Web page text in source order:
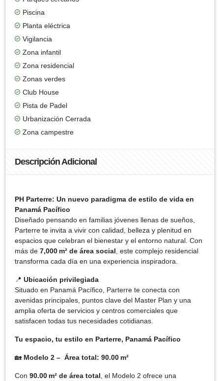
Piscina
Planta eléctrica
Vigilancia
Zona infantil
Zona residencial
Zonas verdes
Club House
Pista de Padel
Urbanización Cerrada
Zona campestre
Descripción Adicional
PH Parterre: Un nuevo paradigma de estilo de vida en
Panamá Pacífico
Diseñado pensando en familias jóvenes llenas de sueños,
Parterre te invita a vivir con calidad, belleza y plenitud en
espacios que celebran el bienestar y el entorno natural. Con
más de 7,000 m² de área social , este complejo residencial
transforma cada día en una experiencia inspiradora.
📍 Ubicación privilegiada
Situado en Panamá Pacífico, Parterre te conecta con
avenidas principales, puntos clave del Master Plan y una
amplia oferta de servicios y centros comerciales que
satisfacen todas tus necesidades cotidianas.
Tu espacio, tu estilo en Parterre, Panamá Pacífico
🏡 Modelo 2 – Área total: 90.00 m²
Con 90.00 m² de área total , el Modelo 2 ofrece una